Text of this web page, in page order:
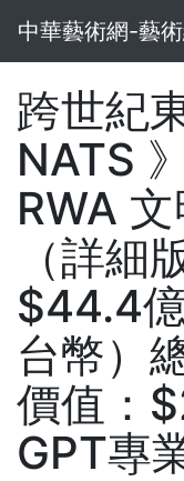
中華藝術網-藝
跨世紀
NATS
RWA
（詳細
$44.4
台幣）
價值：
GPT專